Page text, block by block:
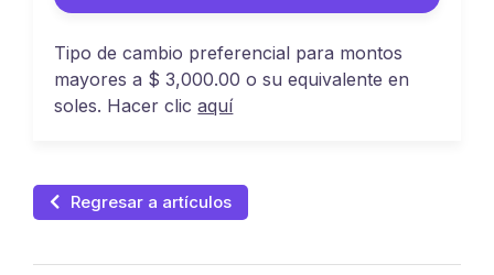
Tipo de cambio preferencial para montos
mayores a $ 3,000.00 o su equivalente en
soles. Hacer clicaquí
Regresar a artículos